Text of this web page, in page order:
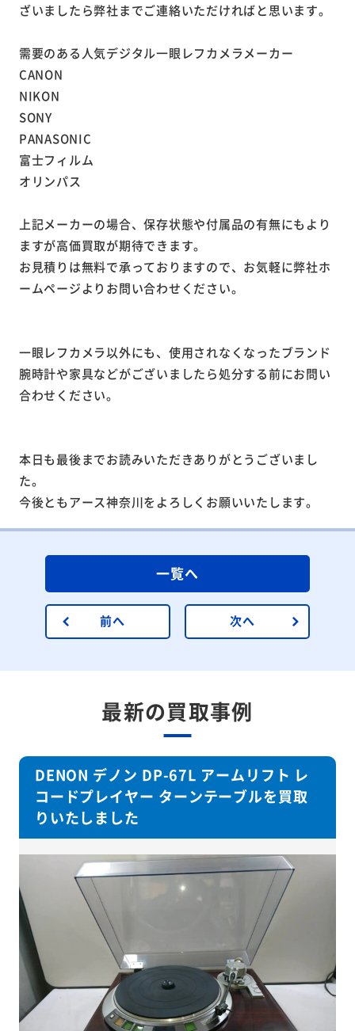
ざいましたら弊社までご連絡いただければと思います。
需要のある人気デジタル一眼レフカメラメーカー
CANON
NIKON
SONY
PANASONIC
富士フィルム
オリンパス
上記メーカーの場合、保存状態や付属品の有無にもより
ますが高価買取が期待できます。
お見積りは無料で承っておりますので、お気軽に弊社ホ
ームページよりお問い合わせください。
一眼レフカメラ以外にも、使用されなくなったブランド
腕時計や家具などがございましたら処分する前にお問い
合わせください。
本日も最後までお読みいただきありがとうございまし
た。
今後ともアース神奈川をよろしくお願いいたします。
前へ
一覧へ
次へ
最新の買取事例
DENON デノン DP-67L アームリフト レ
コードプレイヤー ターンテーブルを買取
りいたしました